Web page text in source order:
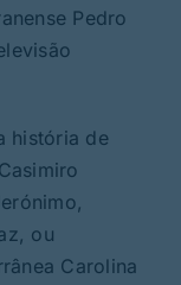
Pedro
história de
ou
Carolina